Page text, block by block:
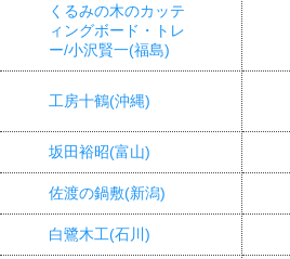
くるみの木のカッテ
ィングボード・トレ
ー/小沢賢一(福島)
工房十鶴(沖縄)
坂田裕昭(富山)
佐渡の鍋敷(新潟)
白鷺木工(石川)